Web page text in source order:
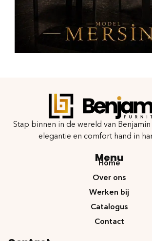
Stap binnen in de wereld van
elegantie en comfort hand in
Menu
Home
Over ons
Werken bij
Catalogus
Contact